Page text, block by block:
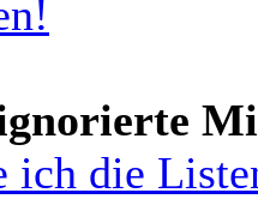
ich die